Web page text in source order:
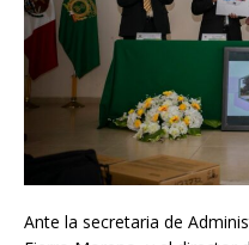
Ante la secretaria de